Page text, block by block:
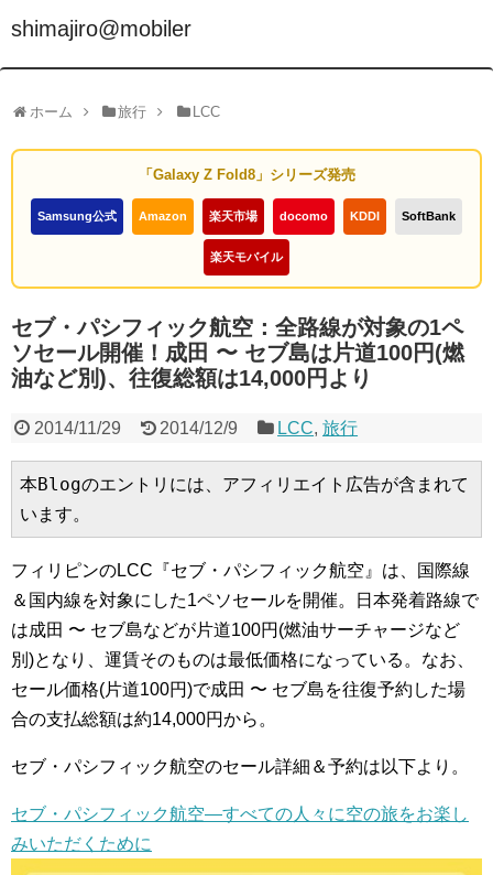
shimajiro@mobiler
ホーム 旅行 LCC
「Galaxy Z Fold8」シリーズ発売
Samsung公式 Amazon 楽天市場 docomo KDDI SoftBank
楽天モバイル
セブ・パシフィック航空：全路線が対象の1ペ
ソセール開催！成田 〜 セブ島は片道100円(燃
油など別)、往復総額は14,000円より
2014/11/29 2014/12/9 LCC,旅行
本Blogのエントリには、アフィリエイト広告が含まれて
います。
フィリピンのLCC『セブ・パシフィック航空』は、国際線
＆国内線を対象にした1ペソセールを開催。日本発着路線で
は成田 〜 セブ島などが片道100円(燃油サーチャージなど
別)となり、運賃そのものは最低価格になっている。なお、
セール価格(片道100円)で成田 〜 セブ島を往復予約した場
合の支払総額は約14,000円から。
セブ・パシフィック航空のセール詳細＆予約は以下より。
セブ・パシフィック航空―すべての人々に空の旅をお楽し
みいただくために